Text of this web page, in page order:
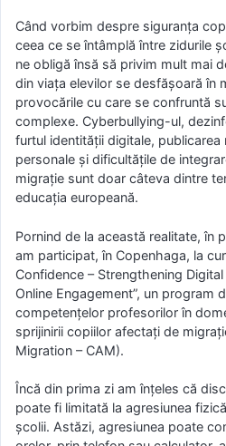
Când vorbim despre siguranța
ceea ce se întâmplă între zidurile
ne obligă însă să privim mult mai
din viața elevilor se desfășoară în
provocările cu care se confruntă
complexe. Cyberbullying-ul,
furtul identității digitale,
personale și dificultățile de
migrație sunt doar câteva dintre
educația europeană.
Pornind de la această realitate, în
am participat, în Copenhaga, la
Confidence – Strengthening
Online Engagement”, un program
competențelor profesorilor în
sprijinirii copiilor afectați de
Migration – CAM).
Încă din prima zi am înțeles că
poate fi limitată la agresiunea
școlii. Astăzi, agresiunea poate